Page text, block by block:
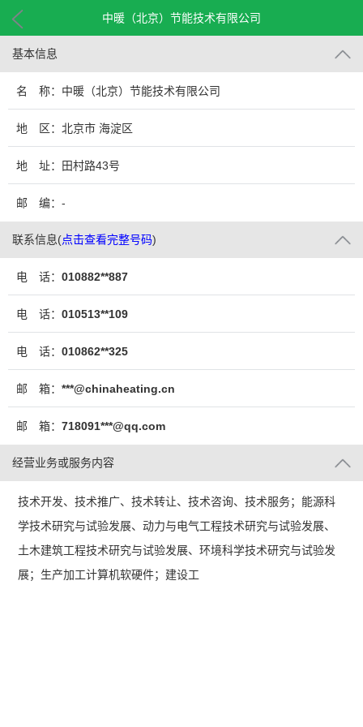
中暖（北京）节能技术有限公司
基本信息
名 称：中暖（北京）节能技术有限公司
地 区：北京市 海淀区
地 址：田村路43号
邮 编：-
联系信息(点击查看完整号码)
电 话： 010882**887
电 话： 010513**109
电 话： 010862**325
邮 箱： ***@chinaheating.cn
邮 箱： 718091***@qq.com
经营业务或服务内容
技术开发、技术推广、技术转让、技术咨询、技术服务；能源科
学技术研究与试验发展、动力与电气工程技术研究与试验发展、
土木建筑工程技术研究与试验发展、环境科学技术研究与试验发
展；生产加工计算机软硬件；建设工